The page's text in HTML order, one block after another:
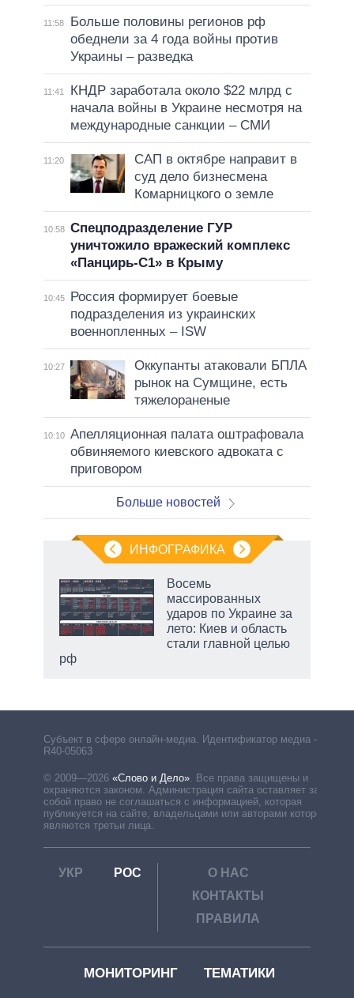
11:58
Больше половины регионов рф
обеднели за 4 года войны против
Украины – разведка
11:41
КНДР заработала около $22 млрд с
начала войны в Украине несмотря на
международные санкции – СМИ
11:20
САП в октябре направит в
суд дело бизнесмена
Комарницкого о земле
10:58 Спецподразделение ГУР
уничтожило вражеский комплекс
«Панцирь-С1» в Крыму
10:45
Россия формирует боевые
подразделения из украинских
военнопленных – ISW
10:27
Оккупанты атаковали БПЛА
рынок на Сумщине, есть
тяжелораненые
10:10 Апелляционная палата оштрафовала
обвиняемого киевского адвоката с
приговором
Больше новостей
ИНФОГРАФИКА
Восемь
массированных
ударов по Украине за
лето: Киев и область
стали главной целью
рф
Субъект в сфере онлайн-медиа. Идентификатор медиа –
R40-05063
© 2009—2026 «Слово и Дело». Все права защищены и
охраняются законом. Администрация сайта оставляет за
собой право не соглашаться с информацией, которая
публикуется на сайте, владельцами или авторами которой
являются третьи лица.
УКР РОС
О НАС
КОНТАКТЫ
ПРАВИЛА
МОНИТОРИНГ ТЕМАТИКИ